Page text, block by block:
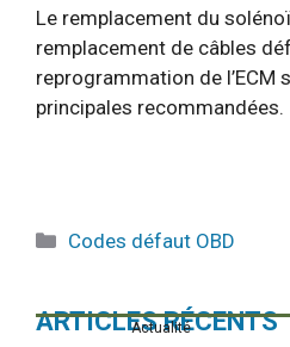
Le remplacement du
remplacement de câbles
reprogrammation de l’ECM
principales recommandées.
Catégories
Codes défaut OBD
ARTICLES RÉCENTS
Actualité